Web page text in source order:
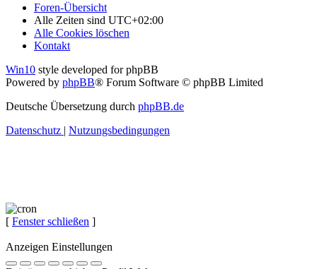
Foren-Übersicht
Alle Zeiten sind UTC+02:00
Alle Cookies löschen
Kontakt
Win10 style developed for phpBB
Powered by phpBB® Forum Software © phpBB Limited
Deutsche Übersetzung durch phpBB.de
Datenschutz | Nutzungsbedingungen
[ Fenster schließen ]
Anzeigen Einstellungen